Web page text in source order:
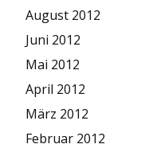
August 2012
Juni 2012
Mai 2012
April 2012
März 2012
Februar 2012